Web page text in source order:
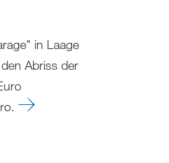
in Laage
Abriss der